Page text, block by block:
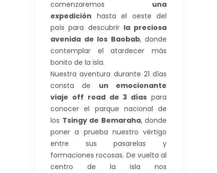
comenzaremos una
expedición hasta el oeste del
país para descubrir la preciosa
avenida de los Baobab, donde
contemplar el atardecer más
bonito de la isla.
Nuestra aventura durante 21 días
consta de un emocionante
viaje off road de 3 días para
conocer el parque nacional de
los Tsingy de Bemaraha, donde
poner a prueba nuestro vértigo
entre sus pasarelas y
formaciones rocosas. De vuelta al
centro de la isla nos